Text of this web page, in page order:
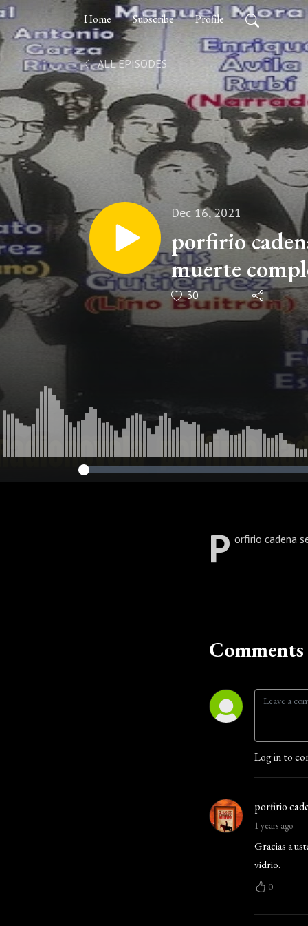
Home Subscribe Profile
ALL EPISODES
Dec 16, 2021
porfirio
muerte
30
p orfirio cadena
Log in to
porfirio
1 years ago
Gracias a
vidrio.
0